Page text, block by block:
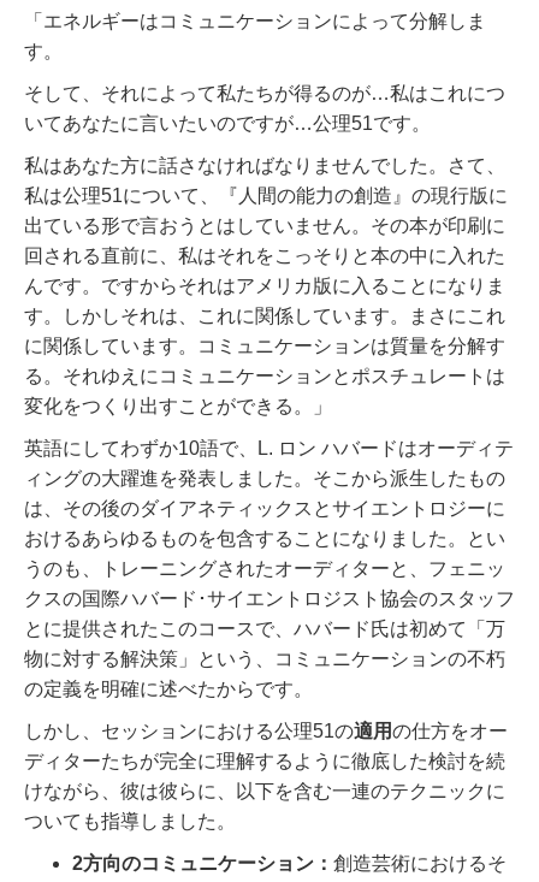
「エネルギーはコミュニケーションによって分解しま
す。
そして、それによって私たちが得るのが…私はこれにつ
いてあなたに言いたいのですが…公理51です。
私はあなた方に話さなければなりませんでした。さて、
私は公理51について、『人間の能力の創造』の現行版に
出ている形で言おうとはしていません。 その本が印刷に
回される直前に、私はそれをこっそりと本の中に入れた
んです。ですからそれはアメリカ版に入ることになりま
す。しかしそれは、これに関係しています。まさにこれ
に関係しています。コミュニケーションは質量を分解す
る。それゆえにコミュニケーションとポスチュレートは
変化をつくり出すことができる。」
英語にしてわずか10語で、L. ロン ハバードはオーディテ
ィングの大躍進を発表しました。そこから派生したもの
は、その後のダイアネティックスとサイエントロジーに
おけるあらゆるものを包含することになりました。とい
うのも、トレーニングされたオーディターと、フェニッ
クスの国際ハバード･サイエントロジスト協会のスタッフ
とに提供されたこのコースで、ハバード氏は初めて「万
物に対する解決策」という、コミュニケーションの不朽
の定義を明確に述べたからです。
しかし、セッションにおける公理51の適用の仕方をオー
ディターたちが完全に理解するように徹底した検討を続
けながら、彼は彼らに、以下を含む一連のテクニックに
ついても指導しました。
2方向のコミュニケーション： 創造芸術におけるそ